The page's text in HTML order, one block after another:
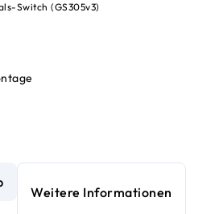
Switch (GS305v3)
Unmanaged Essentials Switch
Weitere Informationen